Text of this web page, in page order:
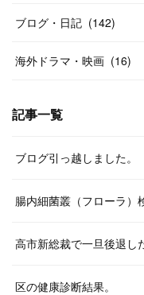
ブログ・日記 (142)
海外ドラマ・映画 (16)
記事一覧
ブログ引っ越しました。
腸内細菌叢（フローラ）
高市新総裁で一旦後退し
区の健康診断結果。